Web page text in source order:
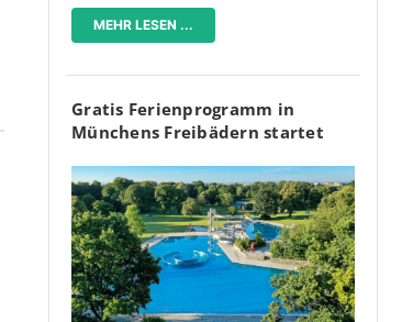
MEHR LESEN ...
Gratis Ferienprogramm in
Münchens Freibädern startet